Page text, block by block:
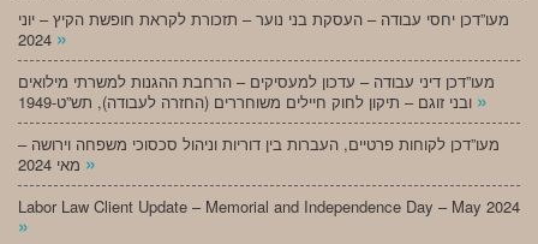
מעו”דכן יחסי עבודה – העסקת בני נוער – תזכורת לקראת חופשת הקיץ – יוני
»
מעו”דכן דיני עבודה – עדכון למעסיקים – הרחבת ההגנות למשרתי מילואים
»
מעו”דכן לקוחות פרטיים, העברות בין דוריות וניהול סכסוכי משפחה וירושה –
»
Labor Law Client Update – Memorial and Independence Day – May 2024
»